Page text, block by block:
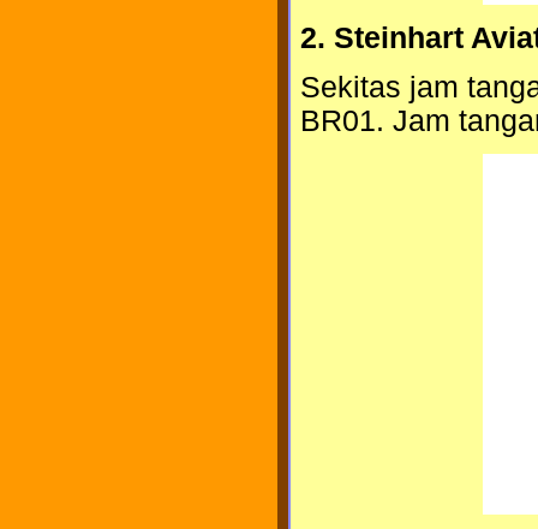
2. Steinhart
Sekitas jam
BR01. Jam